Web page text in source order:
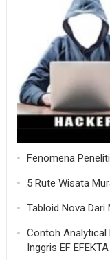
Fenomena
5 Rute Wisata
Tabloid Nova Dari
Contoh Analytical
Inggris EF